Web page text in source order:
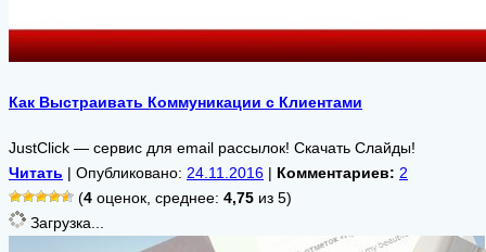
Как Выстраивать Коммуникации с Клиентами
JustClick — сервис для email рассылок! Скачать Слайды!
Читать | Опубликовано: 24.11.2016 | Комментариев: 2
(4 оценок, среднее: 4,75 из 5)
Загрузка...